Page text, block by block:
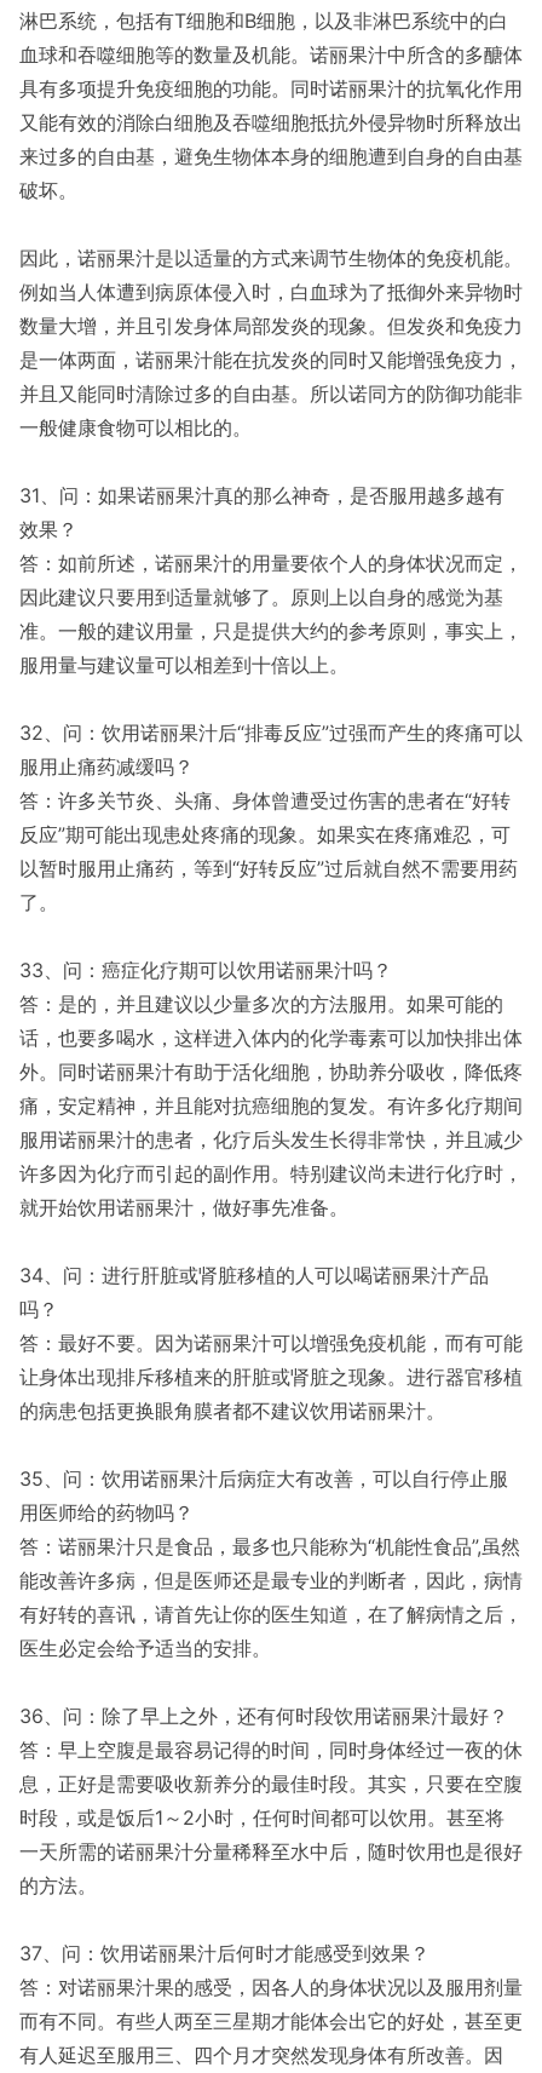
淋巴系统，包括有T细胞和B细胞，以及非淋巴系统中的白
血球和吞噬细胞等的数量及机能。诺丽果汁中所含的多醣体
具有多项提升免疫细胞的功能。同时诺丽果汁的抗氧化作用
又能有效的消除白细胞及吞噬细胞抵抗外侵异物时所释放出
来过多的自由基，避免生物体本身的细胞遭到自身的自由基
破坏。
因此，诺丽果汁是以适量的方式来调节生物体的免疫机能。
例如当人体遭到病原体侵入时，白血球为了抵御外来异物时
数量大增，并且引发身体局部发炎的现象。但发炎和免疫力
是一体两面，诺丽果汁能在抗发炎的同时又能增强免疫力，
并且又能同时清除过多的自由基。所以诺同方的防御功能非
一般健康食物可以相比的。
31、问：如果诺丽果汁真的那么神奇，是否服用越多越有
效果？
答：如前所述，诺丽果汁的用量要依个人的身体状况而定，
因此建议只要用到适量就够了。原则上以自身的感觉为基
准。一般的建议用量，只是提供大约的参考原则，事实上，
服用量与建议量可以相差到十倍以上。
32、问：饮用诺丽果汁后“排毒反应”过强而产生的疼痛可以
服用止痛药减缓吗？
答：许多关节炎、头痛、身体曾遭受过伤害的患者在“好转
反应”期可能出现患处疼痛的现象。如果实在疼痛难忍，可
以暂时服用止痛药，等到“好转反应”过后就自然不需要用药
了。
33、问：癌症化疗期可以饮用诺丽果汁吗？
答：是的，并且建议以少量多次的方法服用。如果可能的
话，也要多喝水，这样进入体内的化学毒素可以加快排出体
外。同时诺丽果汁有助于活化细胞，协助养分吸收，降低疼
痛，安定精神，并且能对抗癌细胞的复发。有许多化疗期间
服用诺丽果汁的患者，化疗后头发生长得非常快，并且减少
许多因为化疗而引起的副作用。特别建议尚未进行化疗时，
就开始饮用诺丽果汁，做好事先准备。
34、问：进行肝脏或肾脏移植的人可以喝诺丽果汁产品
吗？
答：最好不要。因为诺丽果汁可以增强免疫机能，而有可能
让身体出现排斥移植来的肝脏或肾脏之现象。进行器官移植
的病患包括更换眼角膜者都不建议饮用诺丽果汁。
35、问：饮用诺丽果汁后病症大有改善，可以自行停止服
用医师给的药物吗？
答：诺丽果汁只是食品，最多也只能称为“机能性食品”,虽然
能改善许多病，但是医师还是最专业的判断者，因此，病情
有好转的喜讯，请首先让你的医生知道，在了解病情之后，
医生必定会给予适当的安排。
36、问：除了早上之外，还有何时段饮用诺丽果汁最好？
答：早上空腹是最容易记得的时间，同时身体经过一夜的休
息，正好是需要吸收新养分的最佳时段。其实，只要在空腹
时段，或是饭后1～2小时，任何时间都可以饮用。甚至将
一天所需的诺丽果汁分量稀释至水中后，随时饮用也是很好
的方法。
37、问：饮用诺丽果汁后何时才能感受到效果？
答：对诺丽果汁果的感受，因各人的身体状况以及服用剂量
而有不同。有些人两至三星期才能体会出它的好处，甚至更
有人延迟至服用三、四个月才突然发现身体有所改善。因